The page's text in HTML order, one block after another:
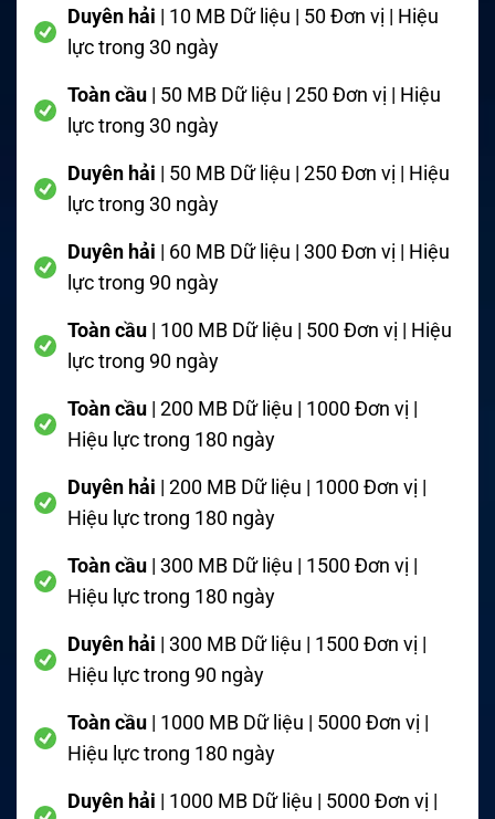
Duyên hải | 10 MB Dữ liệu | 50 Đơn vị | Hiệu
lực trong 30 ngày
Toàn cầu | 50 MB Dữ liệu | 250 Đơn vị | Hiệu
lực trong 30 ngày
Duyên hải | 50 MB Dữ liệu | 250 Đơn vị | Hiệu
lực trong 30 ngày
Duyên hải | 60 MB Dữ liệu | 300 Đơn vị | Hiệu
lực trong 90 ngày
Toàn cầu | 100 MB Dữ liệu | 500 Đơn vị | Hiệu
lực trong 90 ngày
Toàn cầu | 200 MB Dữ liệu | 1000 Đơn vị |
Hiệu lực trong 180 ngày
Duyên hải | 200 MB Dữ liệu | 1000 Đơn vị |
Hiệu lực trong 180 ngày
Toàn cầu | 300 MB Dữ liệu | 1500 Đơn vị |
Hiệu lực trong 180 ngày
Duyên hải | 300 MB Dữ liệu | 1500 Đơn vị |
Hiệu lực trong 90 ngày
Toàn cầu | 1000 MB Dữ liệu | 5000 Đơn vị |
Hiệu lực trong 180 ngày
Duyên hải | 1000 MB Dữ liệu | 5000 Đơn vị |